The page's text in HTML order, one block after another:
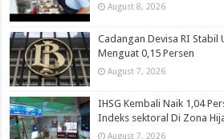
August 8, 2026
Cadangan Devisa RI Stabil
Menguat 0,15 Persen
August 7, 2026
IHSG Kembali Naik 1,04
Indeks sektoral Di Zona
August 7, 2026